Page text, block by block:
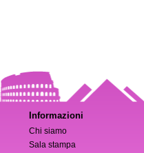
Informazioni
Chi siamo
Sala stampa